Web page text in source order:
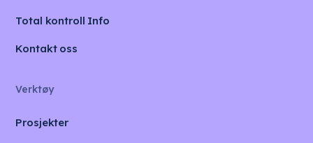
Total kontroll Info
Kontakt oss
Verktøy
Prosjekter